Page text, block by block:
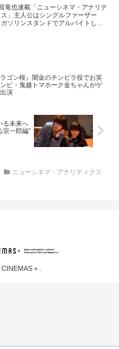
竜也連載「ニューシネマ・アナリテ
ス」主人公はシングルファーザー
ソリンスタンドでアルバイトして
ラゴン桜』闇金のチンピラ役でお笑
ビ・鬼越トマホーク金ちゃんがゲ
演
る未来へ
宗一郎編”
ニューシネマ・アナリティクス
＋.